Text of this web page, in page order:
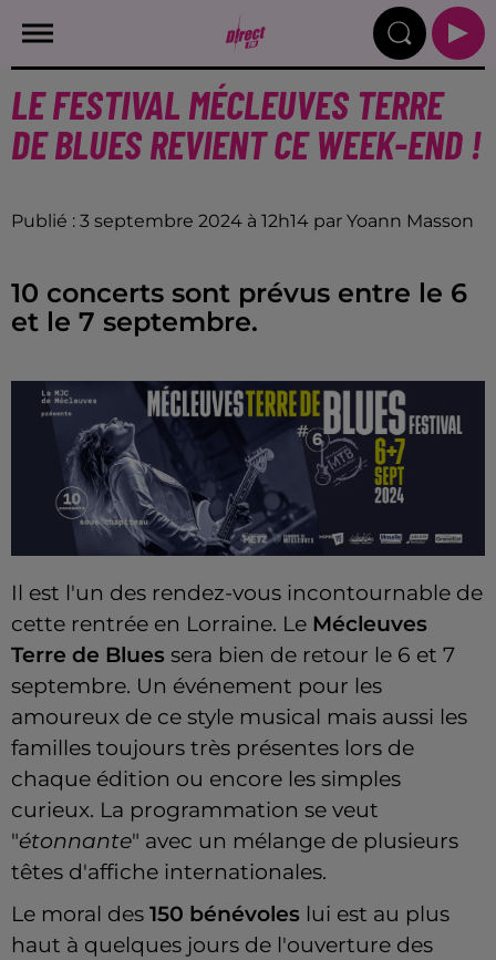
LE FESTIVAL MÉCLEUVES TERRE
DE BLUES REVIENT CE WEEK-END !
Publié : 3 septembre 2024 à 12h14 par Yoann Masson
10 concerts sont prévus entre le 6
et le 7 septembre.
Il est l'un des rendez-vous incontournable de
cette rentrée en Lorraine. Le Mécleuves
Terre de Blues sera bien de retour le 6 et 7
septembre. Un événement pour les
amoureux de ce style musical mais aussi les
familles toujours très présentes lors de
chaque édition ou encore les simples
curieux. La programmation se veut
"étonnante" avec un mélange de plusieurs
têtes d'affiche internationales.
Le moral des 150 bénévoles lui est au plus
haut à quelques jours de l'ouverture des